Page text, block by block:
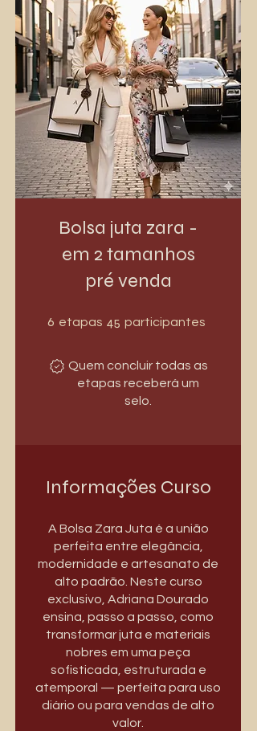
Bolsa juta zara -
em 2 tamanhos
pré venda
6 etapas 6 etapas
45 participantes
Quem concluir todas as
etapas receberá um
selo.
Informações Curso
A Bolsa Zara Juta é a união
perfeita entre elegância,
modernidade e artesanato de
alto padrão. Neste curso
exclusivo, Adriana Dourado
ensina, passo a passo, como
transformar juta e materiais
nobres em uma peça
sofisticada, estruturada e
atemporal — perfeita para uso
diário ou para vendas de alto
valor.